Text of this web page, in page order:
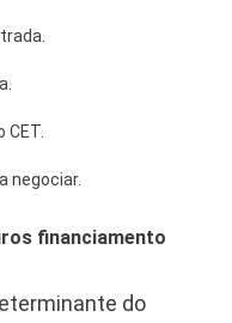
CET.
negociar.
financiamento
do